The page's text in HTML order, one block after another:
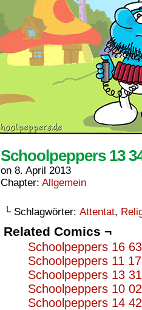
Schoolpeppers 13
on 8. April 2013
Chapter: Allgemein
└ Schlagwörter: Attentat,
Related Comics ¬
Schoolpeppers 16
Schoolpeppers 11
Schoolpeppers 13
Schoolpeppers 10
Schoolpeppers 14